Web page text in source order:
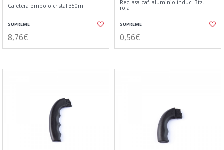
Cafetera embolo cristal 350ml.
SUPREME
8,76€
Rec. asa caf. aluminio induc. 3tz.
roja
SUPREME
0,56€